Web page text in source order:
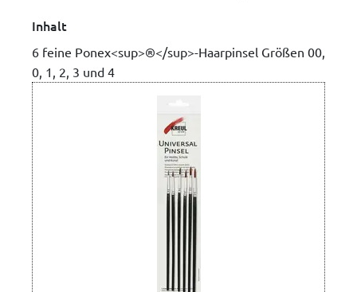
Inhalt
6 feine Ponex<sup>®</sup>-Haarpinsel Größen 00,
0, 1, 2, 3 und 4